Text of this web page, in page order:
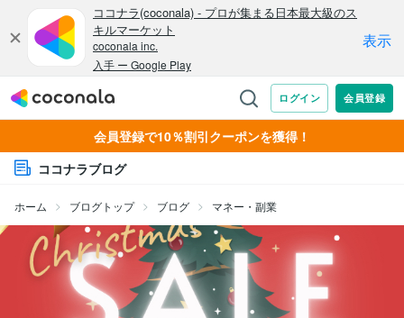
会員登録で10％割引クーポンを獲得！
ココナラブログ
ホーム ブログトップ ブログ マネー・副業